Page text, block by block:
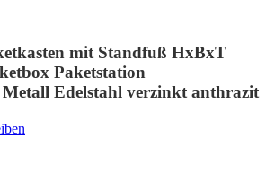
mit Standfuß HxBxT
Paketstation
Edelstahl verzinkt anthrazit